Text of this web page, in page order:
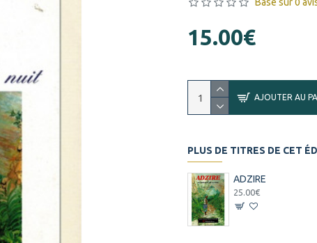
15.00€
AJOUTER AU
PLUS DE TITRES DE CET
ADZIRE
25.00€